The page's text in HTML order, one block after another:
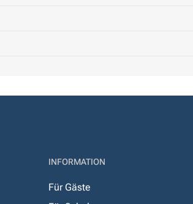
INFORMATION
Für Gäste